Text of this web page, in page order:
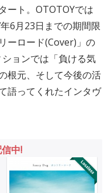
ート。OTOTOYでは
6月23日までの期間限
ーロード(Cover)」の
ョンでは「負ける気
根元、そして今後の活
語ってくれたインタヴ
中!